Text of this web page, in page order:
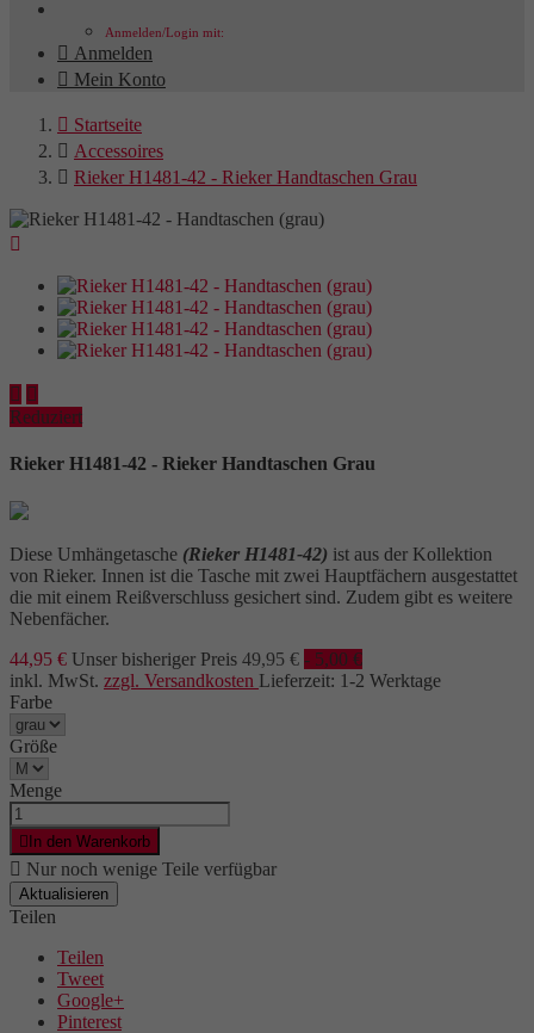
Anmelden/Login mit:
 Anmelden
 Mein Konto
 Startseite
 Accessoires
 Rieker H1481-42 - Rieker Handtaschen Grau

 
Reduziert
Rieker H1481-42 - Rieker Handtaschen Grau
Diese Umhängetasche (Rieker H1481-42) ist aus der Kollektion
von Rieker. Innen ist die Tasche mit zwei Hauptfächern ausgestattet
die mit einem Reißverschluss gesichert sind. Zudem gibt es weitere
Nebenfächer.
44,95 € Unser bisheriger Preis 49,95 € - 5,00 €
inkl. MwSt. zzgl. Versandkosten Lieferzeit: 1-2 Werktage
Farbe
Größe
Menge
In den Warenkorb
 Nur noch wenige Teile verfügbar
Teilen
Teilen
Tweet
Google+
Pinterest